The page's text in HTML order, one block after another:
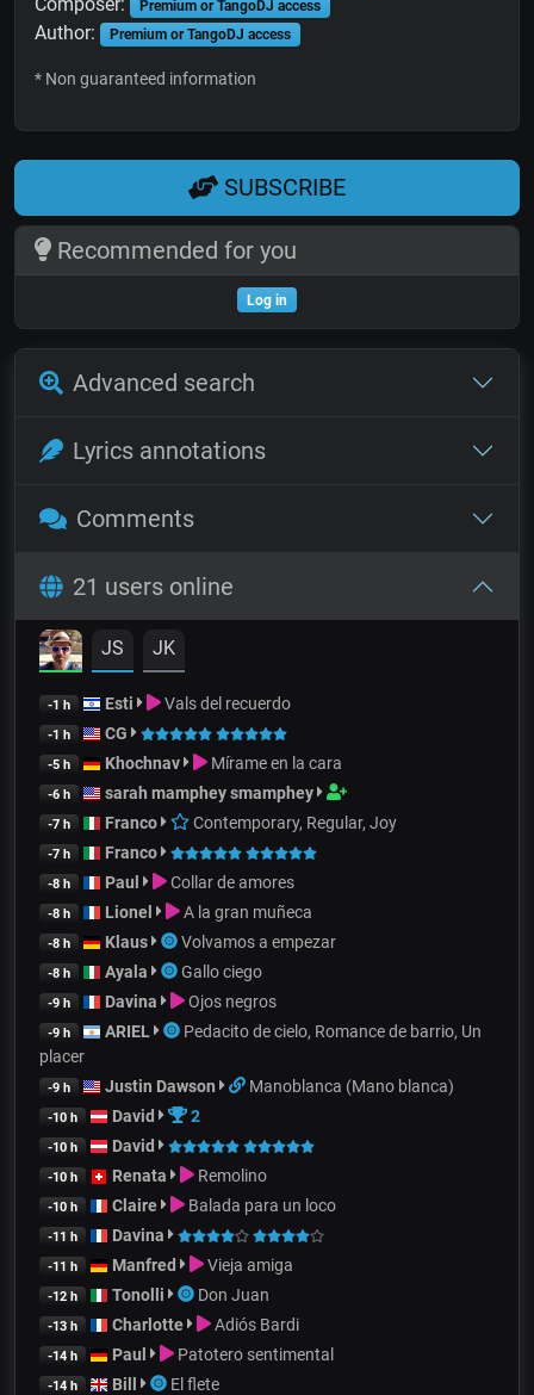
Premium or TangoDJ access
Author: Premium or TangoDJ access
* Non guaranteed information
SUBSCRIBE
Recommended for you
Log in
Advanced search
Lyrics annotations
Comments
21 users online
JS JK
-1 h Esti Vals del recuerdo
-1 h CG
-5 h Khochnav Mírame en la cara
-6 h sarah mamphey smamphey
-7 h Franco Contemporary, Regular, Joy
-7 h Franco
-8 h Paul Collar de amores
-8 h Lionel A la gran muñeca
-8 h Klaus Volvamos a empezar
-8 h Ayala Gallo ciego
-9 h Davina Ojos negros
-9 h ARIEL
Pedacito de cielo, Romance de barrio, Un
placer
-9 h Justin Dawson Manoblanca (Mano blanca)
-10 h David 2
-10 h David
-10 h Renata Remolino
-10 h Claire Balada para un loco
-11 h Davina
-11 h Manfred Vieja amiga
-12 h Tonolli Don Juan
-13 h Charlotte Adiós Bardi
-14 h Paul Patotero sentimental
-14 h Bill El flete